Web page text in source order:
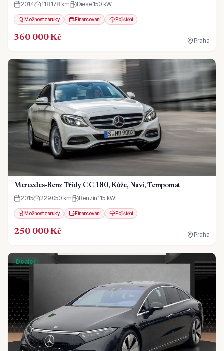
2014 118 178 km Diesel150 kW
Možnost záruky Financování Pojištění
360 000 Kč Praha
Mercedes-Benz Třídy C C 180, Kůže, Navi, Tempomat
2015 229 050 km Benzín115 kW
Možnost záruky Financování Pojištění
250 000 Kč Praha
Dealer